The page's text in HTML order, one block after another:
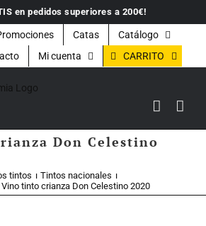
en pedidos superiores a 200€!
Catas
Catálogo
Mi cuenta CARRITO
Don Celestino
tintos
Tintos nacionales
Vino tinto crianza Don Celestino 2020